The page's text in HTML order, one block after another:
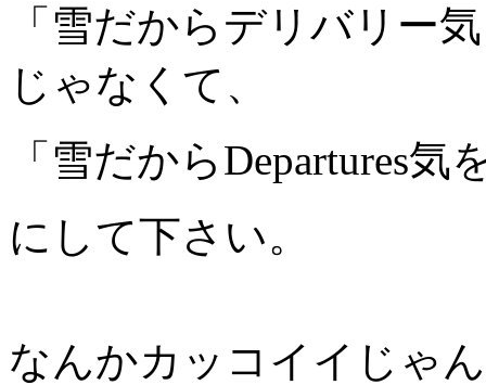
「雪だからデリバリー
じゃなくて、
「雪だからDepartures
にして下さい。
なんかカッコイイじゃ